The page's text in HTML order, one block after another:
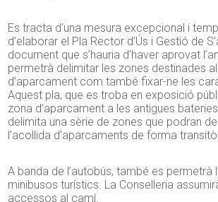
Es tracta d’una mesura excepcional i
d’elaborar el Pla Rector d’Ús i Gestió de
document que s’hauria d’haver aprovat
permetrà delimitar les zones destinades
d’aparcament com també fixar-ne les
Aquest pla, que es troba en exposició
zona d’aparcament a les antigues
delimita una sèrie de zones que podran
l’acollida d’aparcaments de forma
A banda de l’autobús, també es permetrà
minibusos turístics. La Conselleria
accessos al camí.